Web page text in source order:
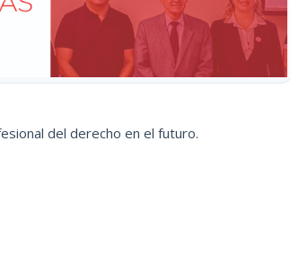
del derecho en el futuro.